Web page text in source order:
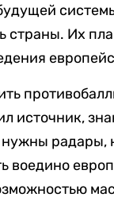
Их
источник,
воедино